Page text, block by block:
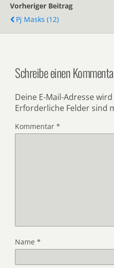
Vorheriger Beitrag
Pj Masks (12)
Schreibe einen
Deine E-Mail-Adresse
Erforderliche Felder sind
Kommentar *
Name *